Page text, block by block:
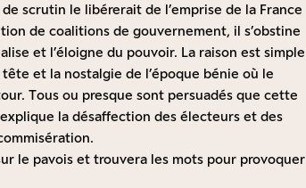
scrutin le libérerait de l’emprise de la France
de coalitions de gouvernement, il s’obstine
et l’éloigne du pouvoir. La raison est simple
et la nostalgie de l’époque bénie où le
Tous ou presque sont persuadés que cette
la désaffection des électeurs et des
le pavois et trouvera les mots pour provoquer